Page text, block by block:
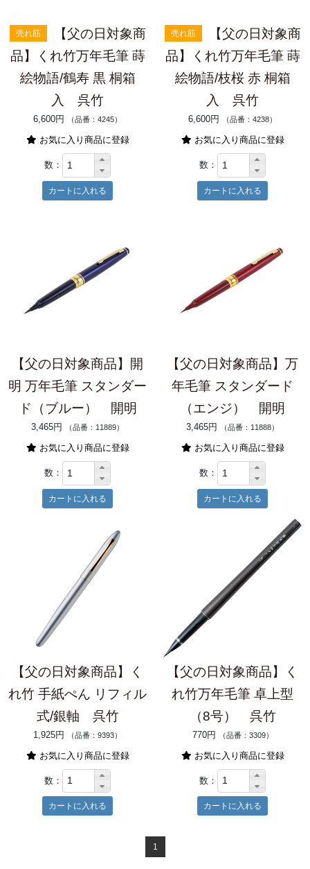
売れ筋
【父の日対象商
品】くれ竹万年毛筆 蒔
絵物語/鶴寿 黒 桐箱
入 呉竹
6,600円 （品番：4245）
お気に入り商品に登録
数：
売れ筋
【父の日対象商
品】くれ竹万年毛筆 蒔
絵物語/枝桜 赤 桐箱
入 呉竹
6,600円 （品番：4238）
お気に入り商品に登録
数：
【父の日対象商品】開
明 万年毛筆 スタンダー
ド（ブルー） 開明
3,465円 （品番：11889）
お気に入り商品に登録
数：
【父の日対象商品】万
年毛筆 スタンダード
（エンジ） 開明
3,465円 （品番：11888）
お気に入り商品に登録
数：
【父の日対象商品】く
れ竹 手紙ぺん リフィル
式/銀軸 呉竹
1,925円 （品番：9393）
お気に入り商品に登録
数：
【父の日対象商品】く
れ竹万年毛筆 卓上型
（8号） 呉竹
770円 （品番：3309）
お気に入り商品に登録
数：
1